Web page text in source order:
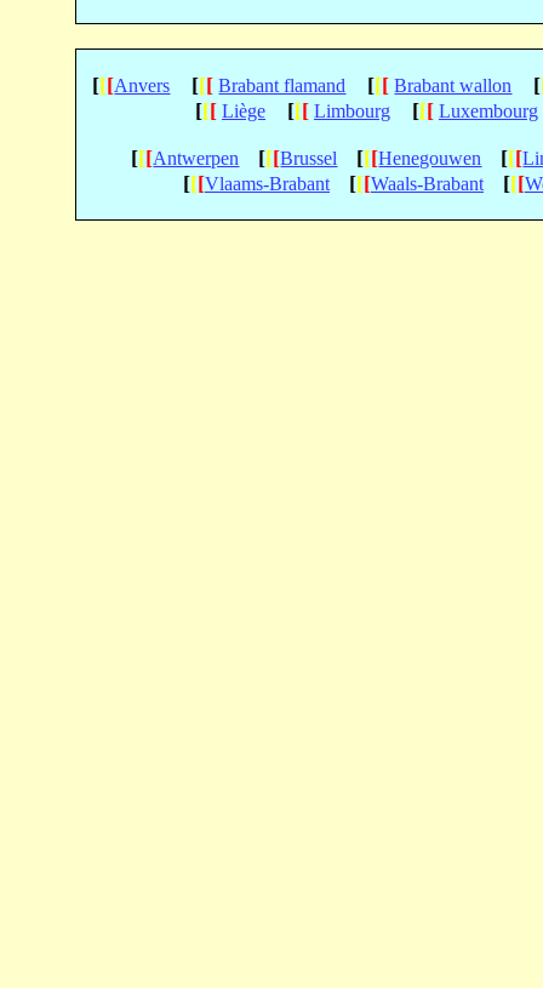
[[[Anvers [[[ Brabant flamand [[[ Brabant wallon [
[[[ Liège [[[ Limbourg [[[ Luxembourg
[[[Antwerpen [[[Brussel [[[Henegouwen [[[
[[[Vlaams-Brabant [[[Waals-Brabant [[[